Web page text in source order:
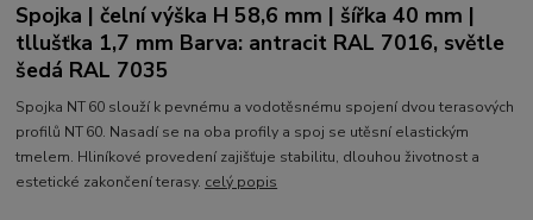
Spojka | čelní výška H 58,6 mm | šířka 40 mm |
tllušťka 1,7 mm Barva: antracit RAL 7016, světle
šedá RAL 7035
Spojka NT 60 slouží k pevnému a vodotěsnému spojení dvou terasových
profilů NT 60. Nasadí se na oba profily a spoj se utěsní elastickým
tmelem. Hliníkové provedení zajišťuje stabilitu, dlouhou životnost a
estetické zakončení terasy. celý popis